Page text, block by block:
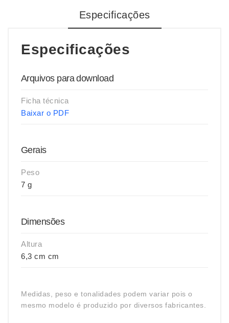
Especificações
Especificações
Arquivos para download
Ficha técnica
Baixar o PDF
Gerais
Peso
7 g
Dimensões
Altura
6,3 cm cm
Medidas, peso e tonalidades podem variar pois o
mesmo modelo é produzido por diversos fabricantes.